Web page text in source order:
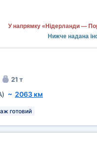
У напрямку «Нідерланди —
Нижче надана
21 т
~ 2063 км
готовий